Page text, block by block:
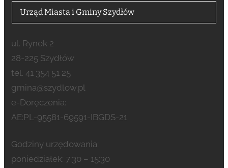
Urząd Miasta i Gminy Szydłów
ul. Rynek 2
28-225 Szydłów
tel. 41 354 51 25
gmina@szydlow.pl
e-Doręczenia:
AE:PL-95581-69591-IBGDS-21
Godziny urzędowania:
poniedziałek: 7:30 – 15:30